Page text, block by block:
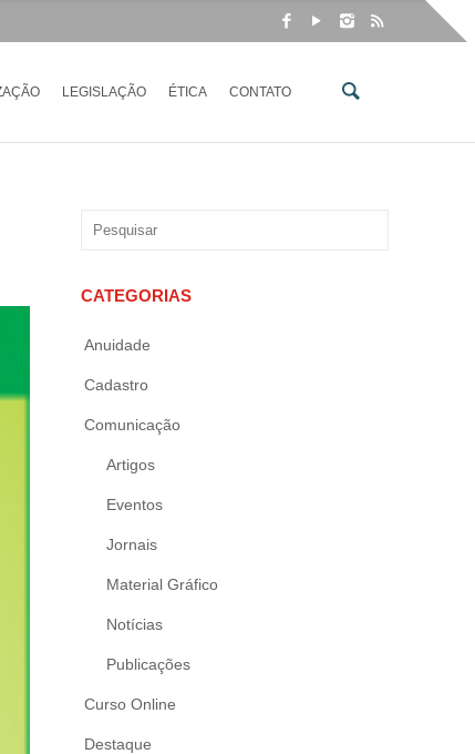
LEGISLAÇÃO ÉTICA CONTATO
CATEGORIAS
Anuidade
Cadastro
Comunicação
Artigos
Eventos
Jornais
Material Gráfico
Notícias
Publicações
Curso Online
Destaque